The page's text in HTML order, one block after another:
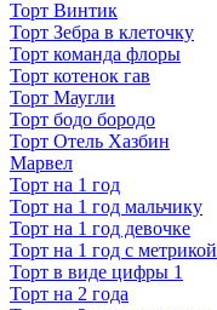
Торт Винтик
Торт Зебра в клеточку
Торт команда флоры
Торт котенок гав
Торт Маугли
Торт бодо бородо
Торт Отель Хазбин
Марвел
Торт на 1 год
Торт на 1 год мальчику
Торт на 1 год девочке
Торт на 1 год с метрикой
Торт в виде цифры 1
Торт на 2 года